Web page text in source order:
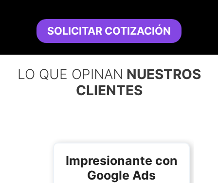
SOLICITAR COTIZACIÓN
LO QUE OPINAN NUESTROS
CLIENTES
Impresionante con
Google Ads